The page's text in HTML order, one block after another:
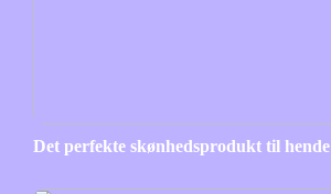
Det perfekte skønhedsprodukt til hende